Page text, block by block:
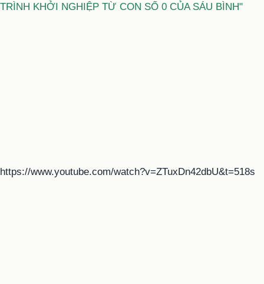
TRÌNH KHỞI NGHIỆP TỪ CON SỐ 0 CỦA SÁU BÌNH"
https://www.youtube.com/watch?v=ZTuxDn42dbU&t=518s